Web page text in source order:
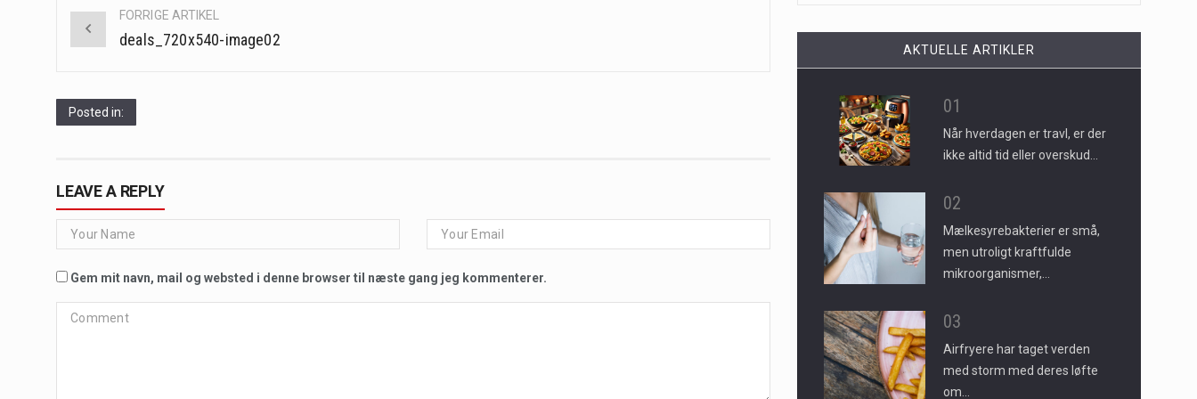
Post
navigation
FORRIGE ARTIKEL
deals_720x540-image02
Posted in:
LEAVE A REPLY
Gem mit navn, mail og websted i denne browser til næste gang jeg kommenterer.
AKTUELLE ARTIKLER
01
Når hverdagen er travl, er der
ikke altid tid eller overskud…
02
Mælkesyrebakterier er små,
men utroligt kraftfulde
mikroorganismer,…
03
Airfryere har taget verden
med storm med deres løfte
om…